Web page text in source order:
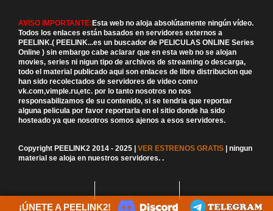
AVISO IMPORTANTE:Esta web no aloja absolútamente ningún vídeo.
Todos los enlaces están basados en servidores externos a
PEELINK.( PEELINK...es un buscador de PELICULAS ONLINE Series
Online ) sin embargo cabe aclarar que en esta web no se alojan
movies, series ni nigun tipo de archivos de streaming o descarga,
todo el material publicado aqui son enlaces de libre distribucion que
han sido recolectados de servidores de video como
vk.com,vimple.ru,etc. por lo tanto nosotros no nos
responsabilizamos de su contenido, si se tendria que reportar
alguna pelicula por favor reportarla en el sitio donde ha sido
hosteado ya que nosotros somos ajenos a esos servidores.
Copyright PEELINK2 2014 - 2025 | VER ESTRENOS GRATIS | ningun
material se aloja en nuestros servidores. .
¡ÚNETE A PEELINK2!